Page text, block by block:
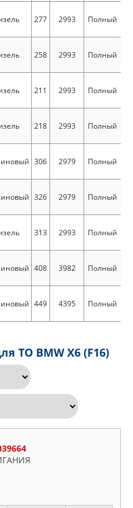
277 2993 Полный
258 2993 Полный
211 2993 Полный
218 2993 Полный
306 2979 Полный
326 2979 Полный
313 2993 Полный
408 3982 Полный
449 4395 Полный
ТО BMW X6 (F16)